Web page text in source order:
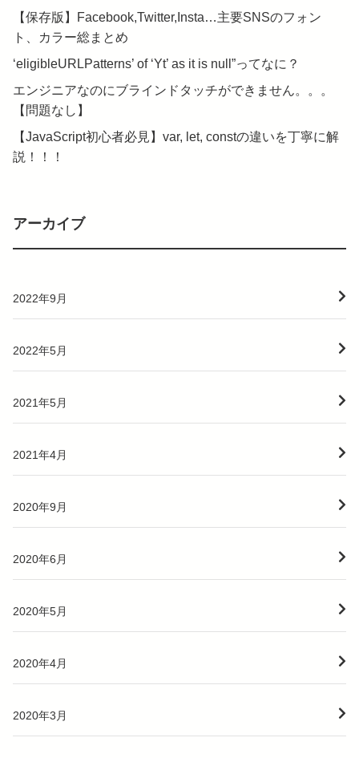
【保存版】Facebook,Twitter,Insta…主要SNSのフォン
ト、カラー総まとめ
‘eligibleURLPatterns’ of ‘Yt’ as it is null”ってなに？
エンジニアなのにブラインドタッチができません。。。
【問題なし】
【JavaScript初心者必見】var, let, constの違いを丁寧に解
説！！！
アーカイブ
2022年9月
2022年5月
2021年5月
2021年4月
2020年9月
2020年6月
2020年5月
2020年4月
2020年3月